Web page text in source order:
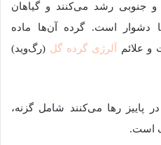
جنوبی رشد می‌کنند و گیاهان
دشوار است. گرده آن‌ها ماده
علائم
آلرژی گرده گل (رگ‌وید)
پاییز رها می‌کنند شامل گزنه،
است.